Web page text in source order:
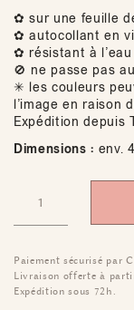
✿ sur une feuille
✿ autocollant en
✿ résistant à
🚫 ne passe pas
✳ les couleurs
l’image en raison
Expédition depuis
Dimensions : env.
Paiement sécurisé par
Livraison offerte à
Expédition sous 72h.